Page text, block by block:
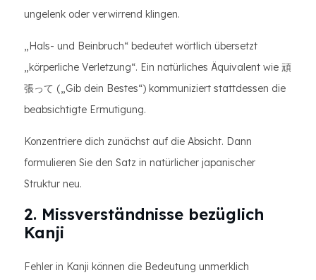
ungelenk oder verwirrend klingen.
„Hals- und Beinbruch“ bedeutet wörtlich übersetzt
„körperliche Verletzung“. Ein natürliches Äquivalent wie 頑
張って („Gib dein Bestes“) kommuniziert stattdessen die
beabsichtigte Ermutigung.
Konzentriere dich zunächst auf die Absicht. Dann
formulieren Sie den Satz in natürlicher japanischer
Struktur neu.
2. Missverständnisse bezüglich
Kanji
Fehler in Kanji können die Bedeutung unmerklich